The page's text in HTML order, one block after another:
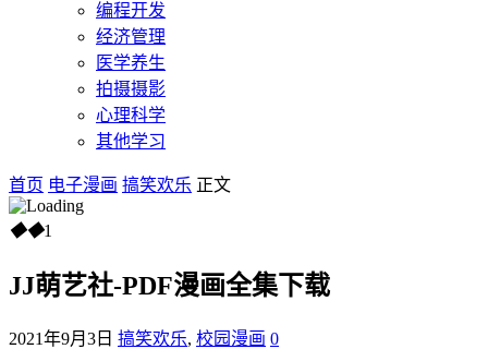
编程开发
经济管理
医学养生
拍摄摄影
心理科学
其他学习
首页 电子漫画 搞笑欢乐 正文
◆◆1
JJ萌艺社-PDF漫画全集下载
2021年9月3日 搞笑欢乐, 校园漫画 0